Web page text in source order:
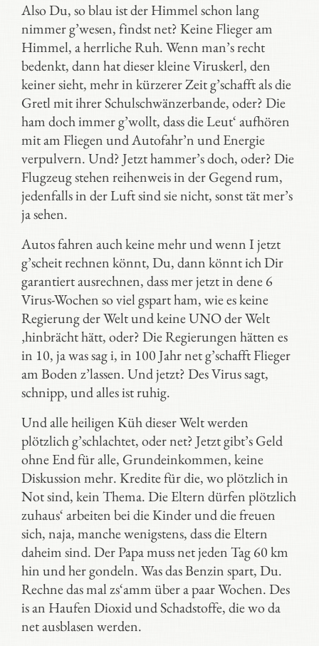
Also Du, so blau ist der Himmel schon lang
nimmer g’wesen, findst net? Keine Flieger am
Himmel, a herrliche Ruh. Wenn man’s recht
bedenkt, dann hat dieser kleine Viruskerl, den
keiner sieht, mehr in kürzerer Zeit g’schafft als die
Gretl mit ihrer Schulschwänzerbande, oder? Die
ham doch immer g’wollt, dass die Leut‘ aufhören
mit am Fliegen und Autofahr’n und Energie
verpulvern. Und? Jetzt hammer’s doch, oder? Die
Flugzeug stehen reihenweis in der Gegend rum,
jedenfalls in der Luft sind sie nicht, sonst tät mer’s
ja sehen.
Autos fahren auch keine mehr und wenn I jetzt
g’scheit rechnen könnt, Du, dann könnt ich Dir
garantiert ausrechnen, dass mer jetzt in dene 6
Virus-Wochen so viel gspart ham, wie es keine
Regierung der Welt und keine UNO der Welt
‚hinbrächt hätt, oder? Die Regierungen hätten es
in 10, ja was sag i, in 100 Jahr net g’schafft Flieger
am Boden z’lassen. Und jetzt? Des Virus sagt,
schnipp, und alles ist ruhig.
Und alle heiligen Küh dieser Welt werden
plötzlich g’schlachtet, oder net? Jetzt gibt’s Geld
ohne End für alle, Grundeinkommen, keine
Diskussion mehr. Kredite für die, wo plötzlich in
Not sind, kein Thema. Die Eltern dürfen plötzlich
zuhaus‘ arbeiten bei die Kinder und die freuen
sich, naja, manche wenigstens, dass die Eltern
daheim sind. Der Papa muss net jeden Tag 60 km
hin und her gondeln. Was das Benzin spart, Du.
Rechne das mal zs‘amm über a paar Wochen. Des
is an Haufen Dioxid und Schadstoffe, die wo da
net ausblasen werden.